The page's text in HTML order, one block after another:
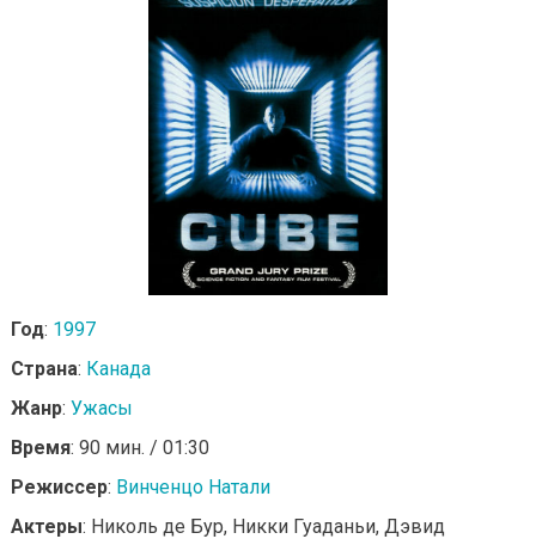
Год: 1997
Страна: Канада
Жанр: Ужасы
Время: 90 мин. / 01:30
Режиссер: Винченцо Натали
Актеры: Николь де Бур, Никки Гуаданьи, Дэвид